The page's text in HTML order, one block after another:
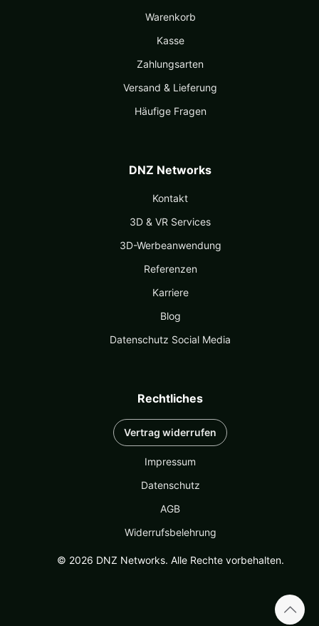
Warenkorb
Kasse
Zahlungsarten
Versand & Lieferung
Häufige Fragen
DNZ Networks
Kontakt
3D & VR Services
3D-Werbeanwendung
Referenzen
Karriere
Blog
Datenschutz Social Media
Rechtliches
Vertrag widerrufen
Impressum
Datenschutz
AGB
Widerrufsbelehrung
© 2026 DNZ Networks. Alle Rechte vorbehalten.